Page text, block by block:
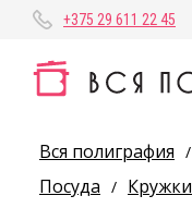
+375 29 611 22 45
Вся полиграфия /
Посуда / Кружки